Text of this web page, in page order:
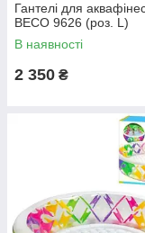
Гантелі для
BECO 9626 (роз. L)
В наявності
2 350 ₴